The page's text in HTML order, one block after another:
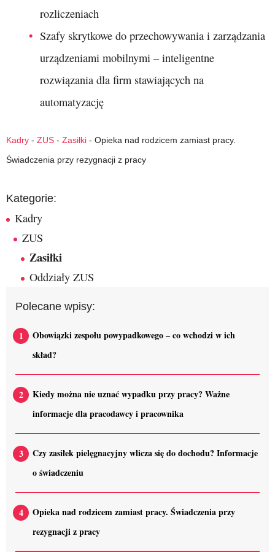
rozliczeniach
Szafy skrytkowe do przechowywania i zarządzania
urządzeniami mobilnymi – inteligentne
rozwiązania dla firm stawiających na
automatyzację
Kadry - ZUS - Zasiłki - Opieka nad rodzicem zamiast pracy.
Świadczenia przy rezygnacji z pracy
Kategorie:
Kadry
ZUS
Zasiłki
Oddziały ZUS
Polecane wpisy:
Obowiązki zespołu powypadkowego – co wchodzi w ich
skład?
Kiedy można nie uznać wypadku przy pracy? Ważne
informacje dla pracodawcy i pracownika
Czy zasiłek pielęgnacyjny wlicza się do dochodu? Informacje
o świadczeniu
Opieka nad rodzicem zamiast pracy. Świadczenia przy
rezygnacji z pracy